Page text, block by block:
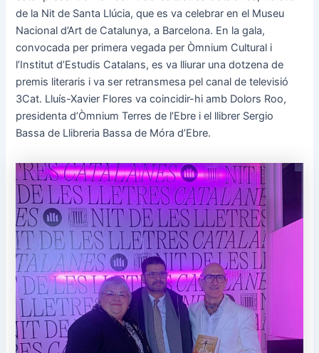
de la Nit de Santa Llúcia, que es va celebrar en el Museu
Nacional d’Art de Catalunya, a Barcelona. En la gala,
convocada per primera vegada per Òmnium Cultural i
l’Institut d’Estudis Catalans, es va lliurar una dotzena de
premis literaris i va ser retransmesa pel canal de televisió
3Cat. Lluís-Xavier Flores va coincidir-hi amb Dolors Roo,
presidenta d’Òmnium Terres de l’Ebre i el llibrer Sergio
Bassa de Llibreria Bassa de Móra d’Ebre.